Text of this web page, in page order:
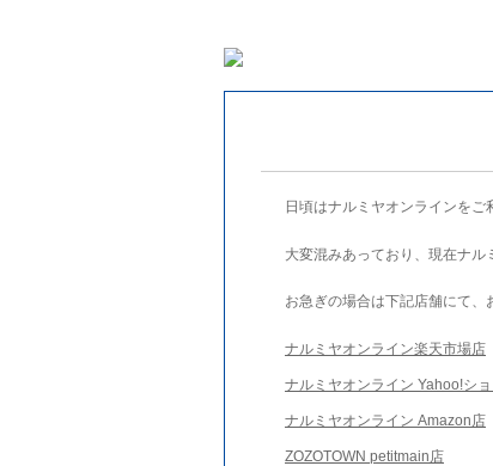
日頃はナルミヤオンラインをご
大変混みあっており、現在ナル
お急ぎの場合は下記店舗にて、
ナルミヤオンライン楽天市場店
ナルミヤオンライン Yahoo!シ
ナルミヤオンライン Amazon店
ZOZOTOWN petitmain店